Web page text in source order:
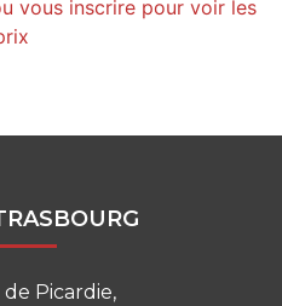
vous inscrire pour voir les
Picardie,